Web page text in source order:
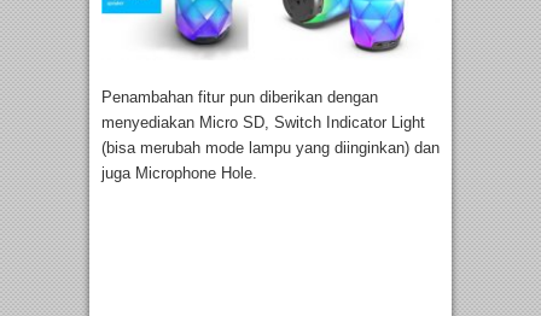
Penambahan fitur pun diberikan dengan
menyediakan Micro SD, Switch Indicator Light
(bisa merubah mode lampu yang diinginkan) dan
juga Microphone Hole.